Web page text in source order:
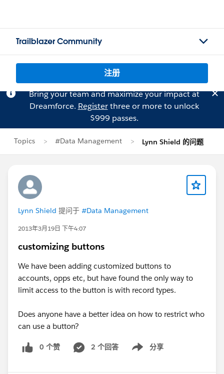
Trailblazer Community
注册
Bring your team and maximize your impact at
Dreamforce. Registerthree or more to unlock
$999 passes.
Topics #Data Management Lynn Shield 的问题
Lynn Shield 提问于 #Data Management
2013年3月19日 下午4:07
customizing buttons
We have been adding customized buttons to
accounts, opps etc, but have found the only way to
limit access to the button is with record types.
Does anyone have a better idea on how to restrict who
can use a button?
0 个赞 2 个回答 分享
Show menu